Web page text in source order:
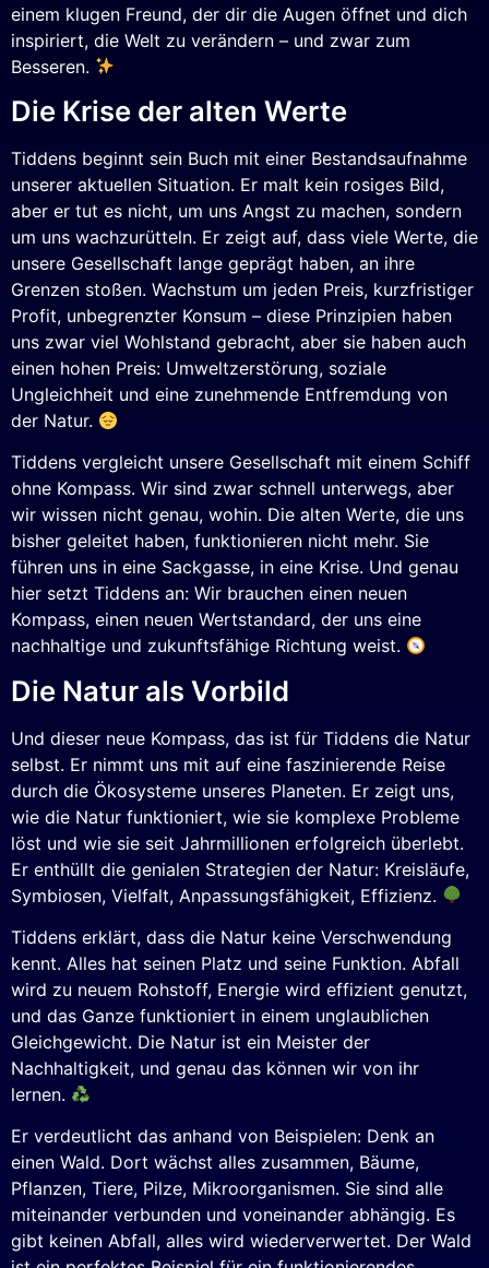
einem klugen Freund, der dir die Augen öffnet und dich
inspiriert, die Welt zu verändern – und zwar zum
Besseren.
Die Krise der alten Werte
Tiddens beginnt sein Buch mit einer Bestandsaufnahme
unserer aktuellen Situation. Er malt kein rosiges Bild,
aber er tut es nicht, um uns Angst zu machen, sondern
um uns wachzurütteln. Er zeigt auf, dass viele Werte, die
unsere Gesellschaft lange geprägt haben, an ihre
Grenzen stoßen. Wachstum um jeden Preis, kurzfristiger
Profit, unbegrenzter Konsum – diese Prinzipien haben
uns zwar viel Wohlstand gebracht, aber sie haben auch
einen hohen Preis: Umweltzerstörung, soziale
Ungleichheit und eine zunehmende Entfremdung von
der Natur.
Tiddens vergleicht unsere Gesellschaft mit einem Schiff
ohne Kompass. Wir sind zwar schnell unterwegs, aber
wir wissen nicht genau, wohin. Die alten Werte, die uns
bisher geleitet haben, funktionieren nicht mehr. Sie
führen uns in eine Sackgasse, in eine Krise. Und genau
hier setzt Tiddens an: Wir brauchen einen neuen
Kompass, einen neuen Wertstandard, der uns eine
nachhaltige und zukunftsfähige Richtung weist.
Die Natur als Vorbild
Und dieser neue Kompass, das ist für Tiddens die Natur
selbst. Er nimmt uns mit auf eine faszinierende Reise
durch die Ökosysteme unseres Planeten. Er zeigt uns,
wie die Natur funktioniert, wie sie komplexe Probleme
löst und wie sie seit Jahrmillionen erfolgreich überlebt.
Er enthüllt die genialen Strategien der Natur: Kreisläufe,
Symbiosen, Vielfalt, Anpassungsfähigkeit, Effizienz.
Tiddens erklärt, dass die Natur keine Verschwendung
kennt. Alles hat seinen Platz und seine Funktion. Abfall
wird zu neuem Rohstoff, Energie wird effizient genutzt,
und das Ganze funktioniert in einem unglaublichen
Gleichgewicht. Die Natur ist ein Meister der
Nachhaltigkeit, und genau das können wir von ihr
lernen.
Er verdeutlicht das anhand von Beispielen: Denk an
einen Wald. Dort wächst alles zusammen, Bäume,
Pflanzen, Tiere, Pilze, Mikroorganismen. Sie sind alle
miteinander verbunden und voneinander abhängig. Es
gibt keinen Abfall, alles wird wiederverwertet. Der Wald